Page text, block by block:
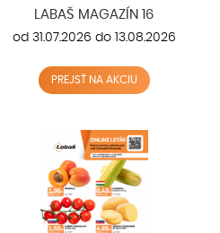
LABAŠ MAGAZÍN 16
od 31.07.2026 do 13.08.2026
PREJSŤ NA AKCIU